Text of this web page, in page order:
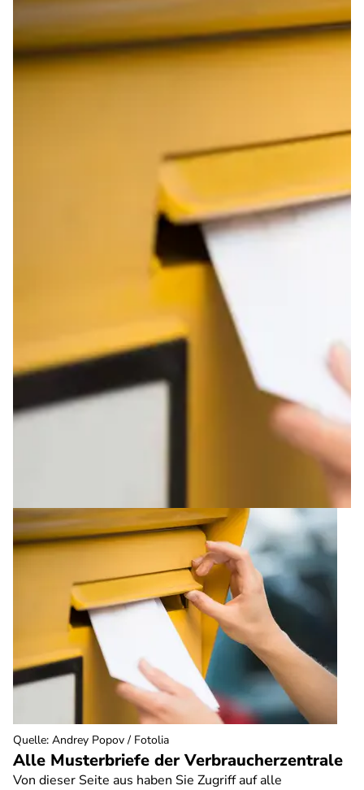
Alle Musterbriefe der Verbraucherzentrale
Von dieser Seite aus haben Sie Zugriff auf alle
Quelle: Andrey Popov / Fotolia